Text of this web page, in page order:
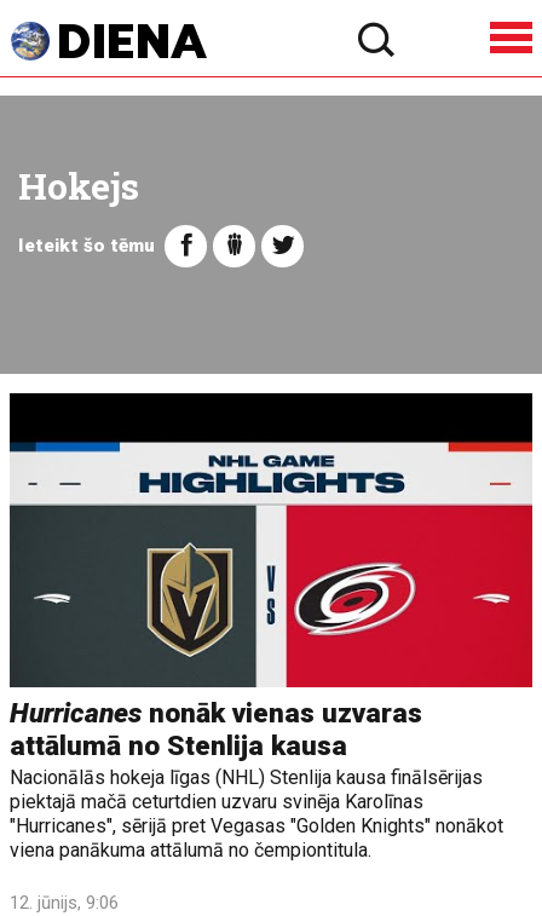
Hokejs
Ieteikt šo tēmu
Hurricanes nonāk vienas uzvaras
attālumā no Stenlija kausa
Nacionālās hokeja līgas (NHL) Stenlija kausa finālsērijas
piektajā mačā ceturtdien uzvaru svinēja Karolīnas
"Hurricanes", sērijā pret Vegasas "Golden Knights" nonākot
viena panākuma attālumā no čempiontitula.
12. jūnijs, 9:06